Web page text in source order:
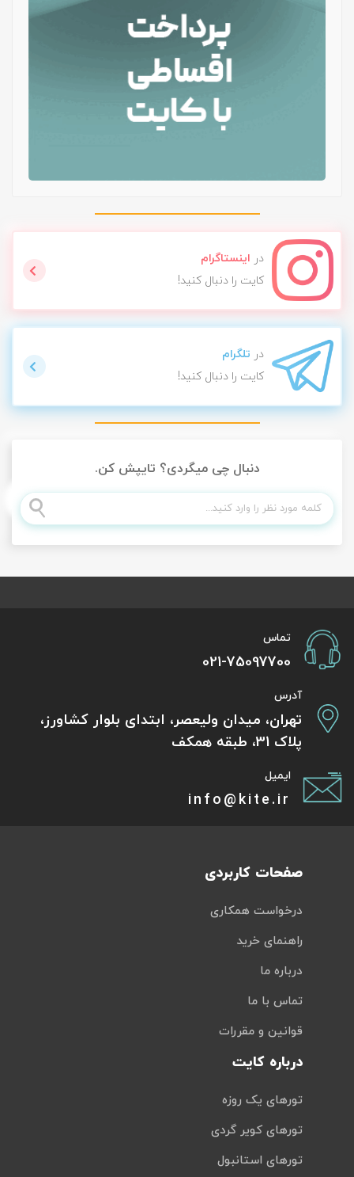
در اینستاگرام
کایت را دنبال کنید!
در تلگرام
کایت را دنبال کنید!
دنبال چی میگردی؟ تایپش کن.
تماس
021-75097700
آدرس
تهران، میدان ولیعصر، ابتدای بلوار کشاورز،
پلاک 31، طبقه همکف
ایمیل
info@kite.ir
صفحات کاربردی
درخواست همکاری
راهنمای خرید
درباره ما
تماس با ما
قوانین و مقررات
درباره کایت
تورهای یک روزه
تورهای کویر گردی
تورهای استانبول